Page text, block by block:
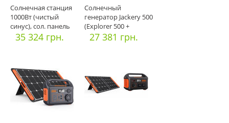
Солнечная станция
1000Вт (чистый
синус), сол. панель
2х150Вт
35 324 грн.
Солнечный
генератор Jackery 500
(Explorer 500 +
SolarSaga 10
27 381 грн.